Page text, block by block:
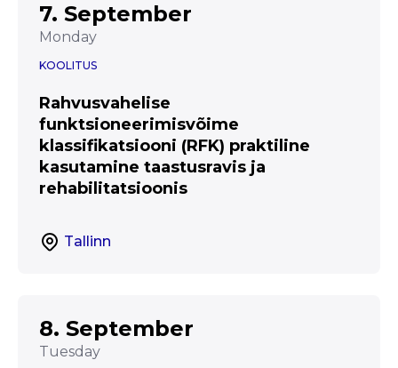
7. September
Monday
KOOLITUS
Rahvusvahelise
funktsioneerimisvõime
klassifikatsiooni (RFK) praktiline
kasutamine taastusravis ja
rehabilitatsioonis
Tallinn
8. September
Tuesday